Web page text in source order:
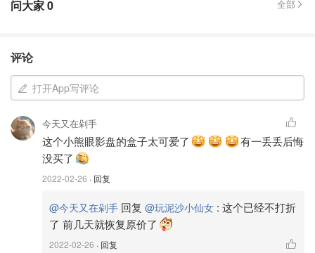
问大家0 全部
评论
打开App写评论
今天又在剁手
这个小熊眼影盘的盒子太可爱了
有一丢丢后悔
没买了
2022-02-26 · 回复
@今天又在剁手 回复 @玩泥沙小仙女 : 这个已经不打折
了 前几天就恢复原价了
2022-02-26 · 回复